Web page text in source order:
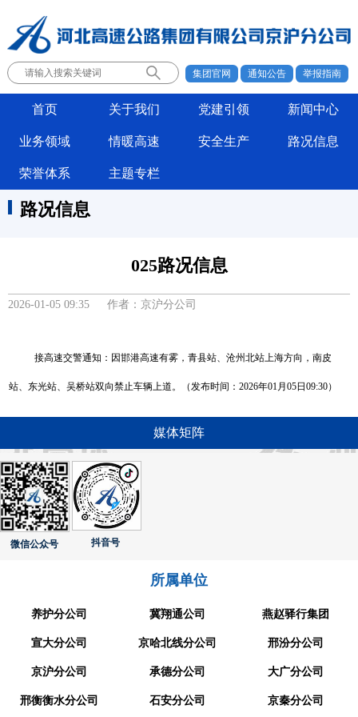
集团官网 通知公告 举报指南
首页 关于我们 党建引领 新闻中心
业务领域 情暖高速 安全生产 路况信息
荣誉体系 主题专栏
路况信息
025路况信息
2026-01-05 09:35 作者：京沪分公司
接高速交警通知：因邯港高速有雾，青县站、沧州北站上海方向，南皮
站、东光站、吴桥站双向禁止车辆上道。（发布时间：2026年01月05日09:30）
媒体矩阵
微信公众号 抖音号
所属单位
养护分公司 冀翔通公司 燕赵驿行集团
宣大分公司 京哈北线分公司 邢汾分公司
京沪分公司 承德分公司 大广分公司
邢衡衡水分公司 石安分公司 京秦分公司